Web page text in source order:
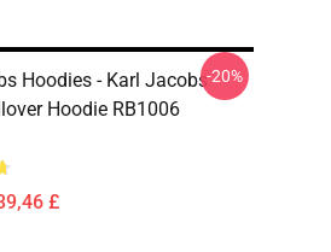
Hoodies - Karl Jacobs
Hoodie RB1006
£
-20%